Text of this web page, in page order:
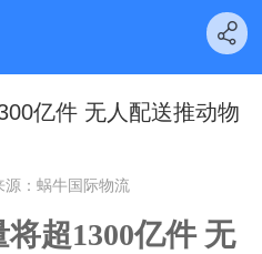
亿件 无人配送推动物
源：蜗牛国际物流
超1300亿件 无